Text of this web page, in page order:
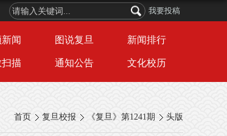
我要投稿
闻 图说复旦 新闻排行
描 通知公告 文化校历
首页 复旦校报 《复旦》第1241期 头版